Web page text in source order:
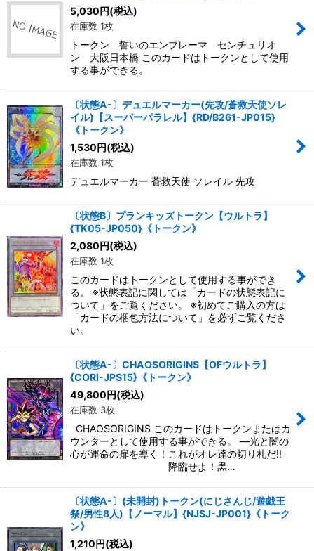
5,030円(税込)
在庫数 1枚
トークン 誓いのエンブレーマ センチュリオ
ン 大阪日本橋 このカードはトークンとして使用
する事ができる。
〔状態A-〕デュエルマーカー(先攻/蒼救天使ソレ
イル)【スーパーパラレル】{RD/B261-JP015}
《トークン》
1,530円(税込)
在庫数 1枚
デュエルマーカー 蒼救天使 ソレイル 先攻
〔状態B〕プランキッズトークン【ウルトラ】
{TK05-JP050}《トークン》
2,080円(税込)
在庫数 1枚
このカードはトークンとして使用する事ができ
る。 ※状態表記に関しては「カードの状態表記に
ついて」をご覧ください。 ※初めてご購入の方は
「カードの梱包方法について」を必ずご覧くださ
い。
〔状態A-〕CHAOSORIGINS【OFウルトラ】
{CORI-JPS15}《トークン》
49,800円(税込)
在庫数 3枚
CHAOSORIGINS このカードはトークンまたはカ
ウンターとして使用する事ができる。 ―光と闇の
心が運命の扉を導く！これがオレ達の切り札だ!!
降臨せよ！黒…
〔状態A-〕(未開封)トークン(にじさんじ/遊戯王
祭/男性8人)【ノーマル】{NJSJ-JP001}《トーク
ン》
1,210円(税込)